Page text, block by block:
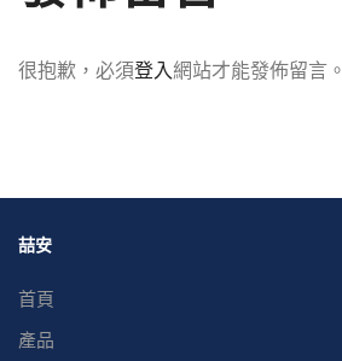
很抱歉，必須登入網站才能發佈留言。
喆安
首頁
產品